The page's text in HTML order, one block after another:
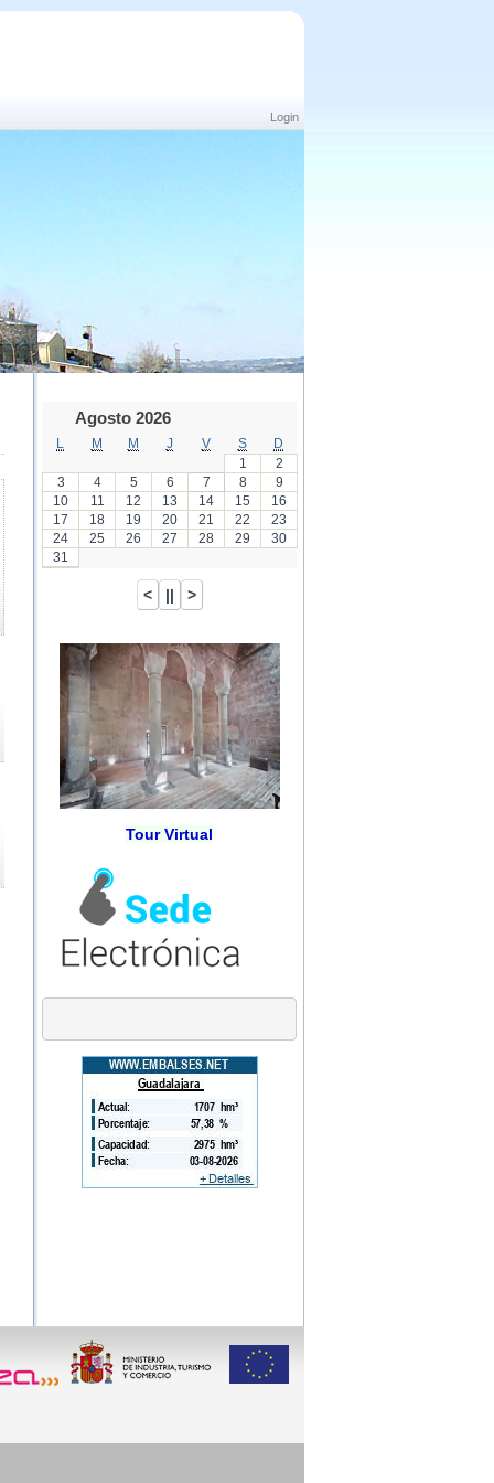
Login
Agosto 2026
M M J V S
D
1
2
3
4 5 6 7 8
9
10
11 12 13 14 15
16
17
18 19 20 21 22
23
24
25 26 27 28 29
30
31
Tour Virtual